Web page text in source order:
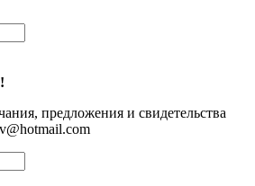
предложения и свидетельства